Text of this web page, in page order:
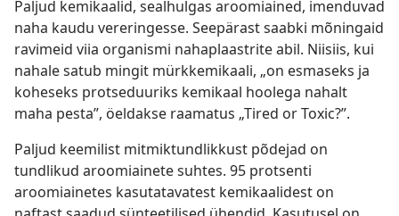
Paljud kemikaalid, sealhulgas aroomiained, imenduvad
naha kaudu vereringesse. Seepärast saabki mõningaid
ravimeid viia organismi nahaplaastrite abil. Niisiis, kui
nahale satub mingit mürkkemikaali, „on esmaseks ja
koheseks protseduuriks kemikaal hoolega nahalt
maha pesta”, öeldakse raamatus „Tired or Toxic?”.
Paljud keemilist mitmiktundlikkust põdejad on
tundlikud aroomiainete suhtes. 95 protsenti
aroomiainetes kasutatavatest kemikaalidest on